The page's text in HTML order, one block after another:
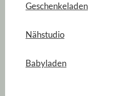
Geschenkeladen
Nähstudio
Babyladen